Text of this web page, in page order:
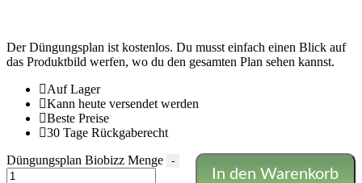
Der Düngungsplan ist kostenlos. Du musst einfach einen Blick auf
das Produktbild werfen, wo du den gesamten Plan sehen kannst.
Auf Lager
Kann heute versendet werden
Beste Preise
30 Tage Rückgaberecht
Düngungsplan Biobizz Menge
-
In den Warenkorb